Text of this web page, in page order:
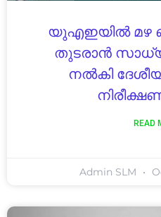
യുഎഇയിൽ മഴ
തുടരാൻ
നൽകി
READ
Admin SLM